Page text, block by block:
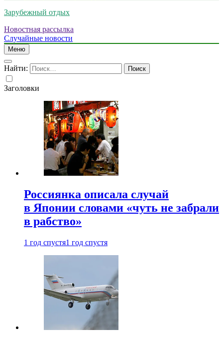
Зарубежный отдых
Новостная рассылка
Случайные новости
Меню
Найти:
Заголовки
Россиянка описала случай
в Японии словами «чуть не забрали
в рабство»
1 год спустя1 год спустя